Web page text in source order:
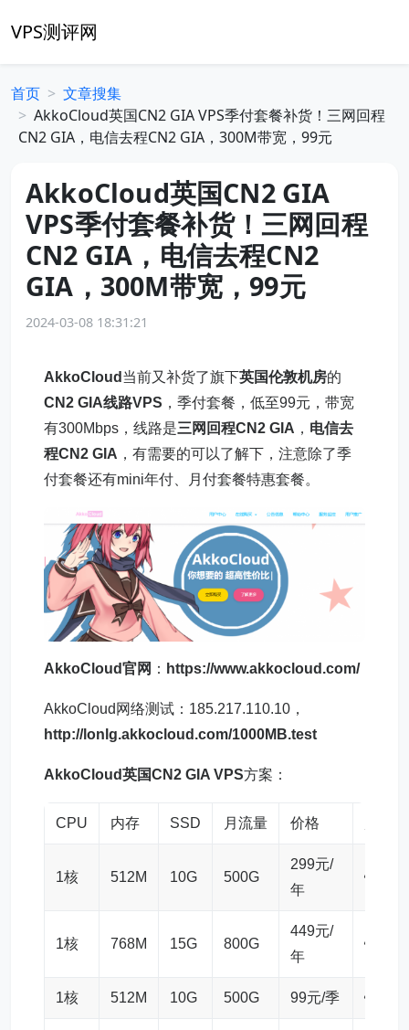
VPS测评网
首页
文章搜集
AkkoCloud英国CN2 GIA VPS季付套餐补货！三网回程
CN2 GIA，电信去程CN2 GIA，300M带宽，99元
AkkoCloud英国CN2 GIA
VPS季付套餐补货！三网回程
CN2 GIA，电信去程CN2
GIA，300M带宽，99元
2024-03-08 18:31:21
AkkoCloud 当前又补货了旗下英国伦敦机房的
CN2 GIA线路VPS ，季付套餐，低至99元，带宽
有300Mbps，线路是三网回程CN2 GIA ， 电信去
程CN2 GIA ，有需要的可以了解下，注意除了季
付套餐还有mini年付、月付套餐特惠套餐。
AkkoCloud官网 ： https://www.akkocloud.com/
AkkoCloud网络测试：185.217.110.10，
http://lonlg.akkocloud.com/1000MB.test
AkkoCloud英国CN2 GIA VPS方案：
CPU 内存 SSD 月流量 价格
1核 512M 10G 500G
299元/
年
链接
1核 768M 15G 800G
449元/
年
链接
1核 512M 10G 500G 99元/季 链接